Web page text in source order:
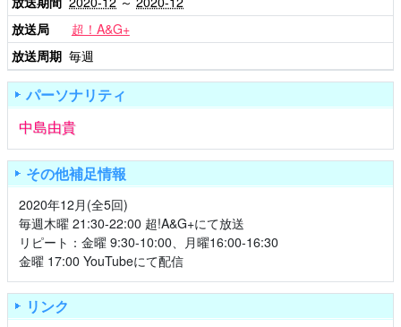
放送局
超！A&G+
放送周期 毎週
パーソナリティ
中島由貴
その他補足情報
2020年12月(全5回)
毎週木曜 21:30-22:00 超!A&G+にて放送
リピート：金曜 9:30-10:00、月曜16:00-16:30
金曜 17:00 YouTubeにて配信
リンク